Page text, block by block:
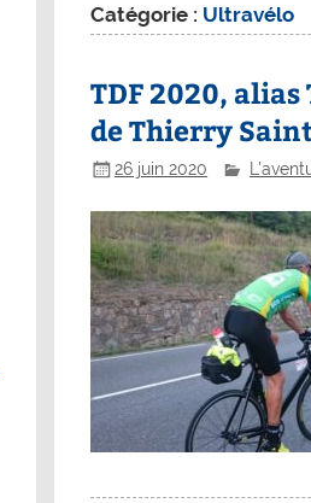
Catégorie : Ultravélo
TDF 2020,
de Thierry
26 juin 2020